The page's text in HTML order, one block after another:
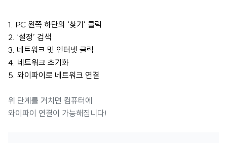
1. PC 왼쪽 하단의 ‘찾기’ 클릭
2. ‘설정’ 검색
3. 네트워크 및 인터넷 클릭
4. 네트워크 초기화
5. 와이파이로 네트워크 연결
위 단계를 거치면 컴퓨터에
와이파이 연결이 가능해집니다!